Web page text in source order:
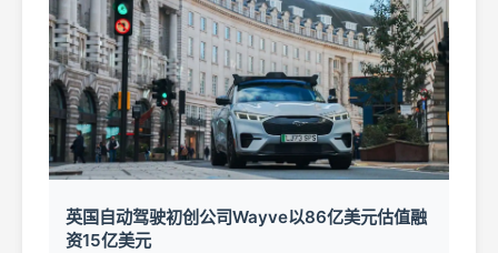
英国自动驾驶初创公司Wayve以86亿美元估值融
资15亿美元